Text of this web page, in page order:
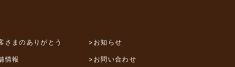
さまのありがとう
情報
>お知らせ
>お問い合わせ